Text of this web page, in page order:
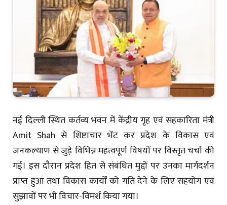
नई दिल्ली स्थित कर्तव्य भवन में केंद्रीय गृह एवं सहकारिता मंत्री
Amit Shah से शिष्टाचार भेंट कर प्रदेश के विकास एवं
जनकल्याण से जुड़े विभिन्न महत्वपूर्ण विषयों पर विस्तृत चर्चा की
गई। इस दौरान प्रदेश हित से संबंधित मुद्दों पर उनका मार्गदर्शन
प्राप्त हुआ तथा विकास कार्यों को गति देने के लिए सहयोग एवं
सुझावों पर भी विचार-विमर्श किया गया।